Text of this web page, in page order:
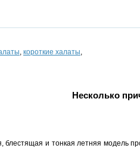
, короткие халаты,
Несколько
и тонкая летняя модель